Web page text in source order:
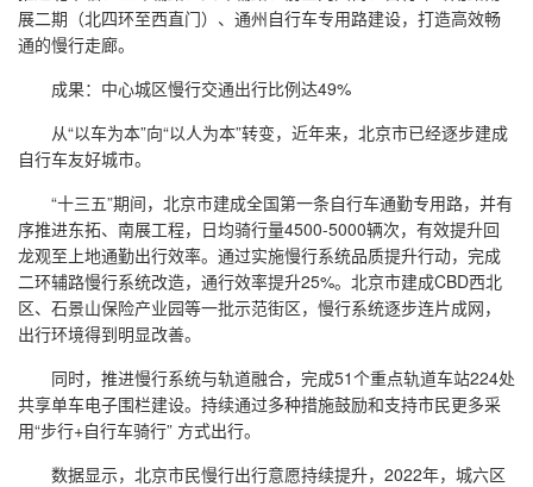
展二期（北四环至西直门）、通州自行车专用路建设，打造高效畅
通的慢行走廊。
成果：中心城区慢行交通出行比例达49%
从“以车为本”向“以人为本”转变，近年来，北京市已经逐步建成
自行车友好城市。
“十三五”期间，北京市建成全国第一条自行车通勤专用路，并有
序推进东拓、南展工程，日均骑行量4500-5000辆次，有效提升回
龙观至上地通勤出行效率。通过实施慢行系统品质提升行动，完成
二环辅路慢行系统改造，通行效率提升25%。北京市建成CBD西北
区、石景山保险产业园等一批示范街区，慢行系统逐步连片成网，
出行环境得到明显改善。
同时，推进慢行系统与轨道融合，完成51个重点轨道车站224处
共享单车电子围栏建设。持续通过多种措施鼓励和支持市民更多采
用“步行+自行车骑行” 方式出行。
数据显示，北京市民慢行出行意愿持续提升，2022年，城六区